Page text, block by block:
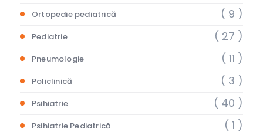
Ortopedie pediatrică ( 9 )
Pediatrie ( 27 )
Pneumologie ( 11 )
Policlinică ( 3 )
Psihiatrie ( 40 )
Psihiatrie Pediatrică ( 1 )